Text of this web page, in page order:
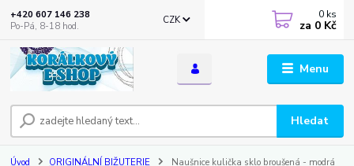
Menu
CZK
Hledat
+420 607 146 238
Po-Pá, 8-18 hod.
0 ks
za 0 Kč
Úvod ORIGINÁLNÍ BIŽUTERIE
Naušnice kulička sklo broušená - modrá